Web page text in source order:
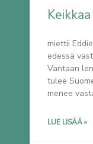
miettii
edessä
Vantaan
tulee
menee
LUE LISÄÄ »